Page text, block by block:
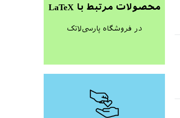
محصولات مرتبط با LaTeX
در فروشگاه پارسی‌لاتک